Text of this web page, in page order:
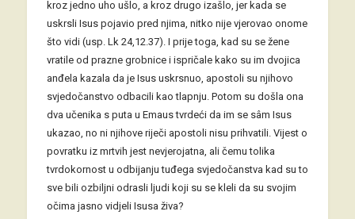
kroz jedno uho ušlo, a kroz drugo izašlo, jer kada se
uskrsli Isus pojavio pred njima, nitko nije vjerovao onome
što vidi (usp. Lk 24,12.37). I prije toga, kad su se žene
vratile od prazne grobnice i ispričale kako su im dvojica
anđela kazala da je Isus uskrsnuo, apostoli su njihovo
svjedočanstvo odbacili kao tlapnju. Potom su došla ona
dva učenika s puta u Emaus tvrdeći da im se sâm Isus
ukazao, no ni njihove riječi apostoli nisu prihvatili. Vijest o
povratku iz mrtvih jest nevjerojatna, ali čemu tolika
tvrdokornost u odbijanju tuđega svjedočanstva kad su to
sve bili ozbiljni odrasli ljudi koji su se kleli da su svojim
očima jasno vidjeli Isusa živa?